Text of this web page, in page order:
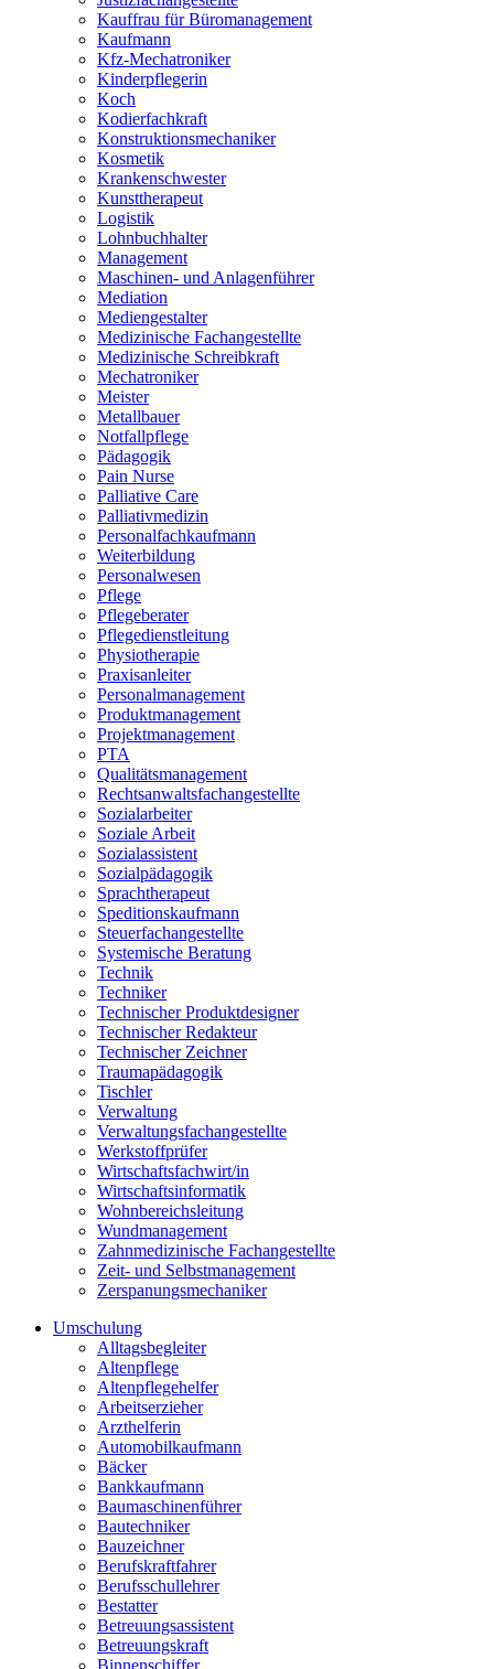
Kauffrau für Büromanagement
Kaufmann
Kfz-Mechatroniker
Kinderpflegerin
Koch
Kodierfachkraft
Konstruktionsmechaniker
Kosmetik
Krankenschwester
Kunsttherapeut
Logistik
Lohnbuchhalter
Management
Maschinen- und Anlagenführer
Mediation
Mediengestalter
Medizinische Fachangestellte
Medizinische Schreibkraft
Mechatroniker
Meister
Metallbauer
Notfallpflege
Pädagogik
Pain Nurse
Palliative Care
Palliativmedizin
Personalfachkaufmann
Weiterbildung
Personalwesen
Pflege
Pflegeberater
Pflegedienstleitung
Physiotherapie
Praxisanleiter
Personalmanagement
Produktmanagement
Projektmanagement
PTA
Qualitätsmanagement
Rechtsanwaltsfachangestellte
Sozialarbeiter
Soziale Arbeit
Sozialassistent
Sozialpädagogik
Sprachtherapeut
Speditionskaufmann
Steuerfachangestellte
Systemische Beratung
Technik
Techniker
Technischer Produktdesigner
Technischer Redakteur
Technischer Zeichner
Traumapädagogik
Tischler
Verwaltung
Verwaltungsfachangestellte
Werkstoffprüfer
Wirtschaftsfachwirt/in
Wirtschaftsinformatik
Wohnbereichsleitung
Wundmanagement
Zahnmedizinische Fachangestellte
Zeit- und Selbstmanagement
Zerspanungsmechaniker
Umschulung
Alltagsbegleiter
Altenpflege
Altenpflegehelfer
Arbeitserzieher
Arzthelferin
Automobilkaufmann
Bäcker
Bankkaufmann
Baumaschinenführer
Bautechniker
Bauzeichner
Berufskraftfahrer
Berufsschullehrer
Bestatter
Betreuungsassistent
Betreuungskraft